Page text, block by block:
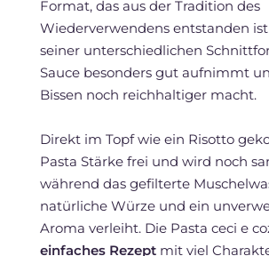
Format, das aus der Tradition des
Wiederverwendens entstanden
seiner unterschiedlichen
Sauce besonders gut aufnimmt
Bissen noch reichhaltiger macht.
Direkt im Topf wie ein Risotto
Pasta Stärke frei und wird noch
während das gefilterte
natürliche Würze und ein
Aroma verleiht. Die Pasta ceci e
einfaches Rezeptmit viel